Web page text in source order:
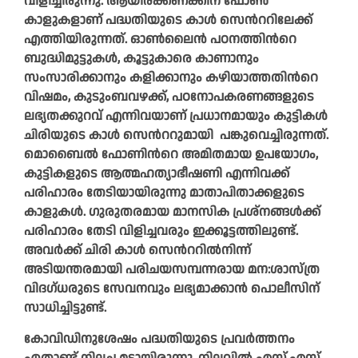
കാളുകളാണ്​ പദ്ധതിയുടെ കാൾ സെന്‍ററിലേക്ക്​
എത്തിയിരുന്നത്​. ഓണ്‍ലൈന്‍ പഠനത്തിന്‍റെ
ബുദ്ധിമുട്ടുകള്‍, കൂട്ടുകാരെ കാണാനും
സംസാരിക്കാനും കളിക്കാനും കഴിയാത്തതിന്‍റെ
വിഷമം, കുടുംബവഴക്ക്, പഠനോപകരണങ്ങളുടെ
ലഭ്യതക്കുറവ് എന്നിവയാണ് പ്രധാനമായും കുട്ടികള്‍
ചിരിയുടെ കാള്‍ സെന്‍ററുമായി ​ പങ്കുവെച്ചിരുന്നത്​.
മൊബൈല്‍ ഫോണിന്‍റെ അമിതമായ ഉപയോഗം,
കുട്ടികളുടെ ആത്മഹത്യാഭീഷണി എന്നിവക്ക്​
പരിഹാരം തേടിയായിരുന്നു മാതാപിതാക്കളുടെ
കാളുകൾ. ഗുരുതരമായ മാനസിക പ്രശ്നങ്ങള്‍ക്ക്
പരിഹാരം തേടി വിളിച്ചവരും ഇക്കൂട്ടത്തിലുണ്ട്.
അവര്‍ക്ക് ചിരി കാള്‍ സെന്‍ററില്‍നിന്ന്
അടിയന്തരമായി പരിചയസമ്പന്നരായ മന:ശാസ്ത്ര
വിദഗ്ധരുടെ സേവനവും ലഭ്യമാക്കാൻ പൊലീസിന്​
സാധിച്ചിട്ടുണ്ട്​.
കോവിഡിനുശേഷം പദ്ധതിയുടെ പ്രവർത്തനം